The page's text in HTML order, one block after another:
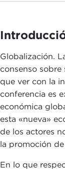
Globalización.
consenso
que ver con la
conferencia es
económica
esta «nueva»
de los actores
la promoción
En lo que